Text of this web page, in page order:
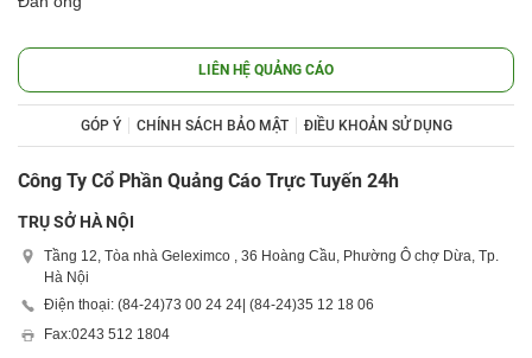
LIÊN HỆ QUẢNG CÁO
GÓP Ý CHÍNH SÁCH BẢO MẬT ĐIỀU KHOẢN SỬ DỤNG
Công Ty Cổ Phần Quảng Cáo Trực Tuyến 24h
TRỤ SỞ HÀ NỘI
Tầng 12, Tòa nhà Geleximco , 36 Hoàng Cầu, Phường Ô chợ Dừa, Tp.
Hà Nội
Điện thoại: (84-24)73 00 24 24| (84-24)35 12 18 06
Fax:0243 512 1804